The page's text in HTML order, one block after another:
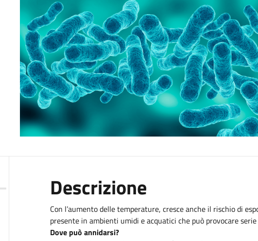
Descrizione
Con l’aumento delle temperature, cresce anche il rischio di
presente in ambienti umidi e acquatici che può provocare
Dove può annidarsi?